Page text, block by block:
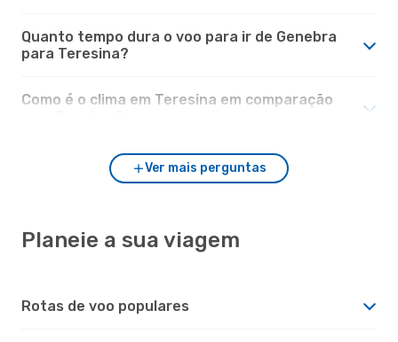
Quanto tempo dura o voo para ir de Genebra
para Teresina?
Como é o clima em Teresina em comparação
Ver mais perguntas
Planeie a sua viagem
Rotas de voo populares